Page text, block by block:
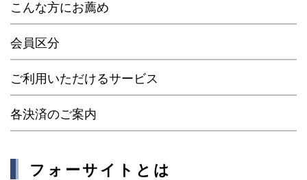
こんな方にお薦め
会員区分
ご利用いただけるサービス
各決済のご案内
フォーサイトとは